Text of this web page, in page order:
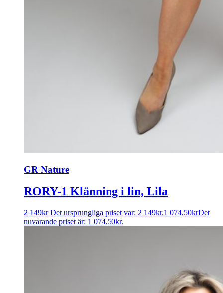
GR Nature
RORY-1 Klänning i lin, Lila
2 149kr Det ursprungliga priset var: 2 149kr.1 074,50krDet
nuvarande priset är: 1 074,50kr.